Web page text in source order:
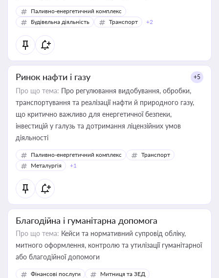
Паливно-енергетичний комплекс
Будівельна діяльність
Транспорт +2
Ринок нафти і газу +5
Про що тема: Про регулювання видобування, обробки,
транспортування та реалізації нафти й природного газу,
що критично важливо для енергетичної безпеки,
інвестицій у галузь та дотримання ліцензійних умов
діяльності
Паливно-енергетичний комплекс
Транспорт
Металургія
+1
Благодійна і гуманітарна допомога
Про що тема: Кейси та нормативний супровід обліку,
митного оформлення, контролю та утилізації гуманітарної
або благодійної допомоги
Фінансові послуги Митниця та ЗЕД